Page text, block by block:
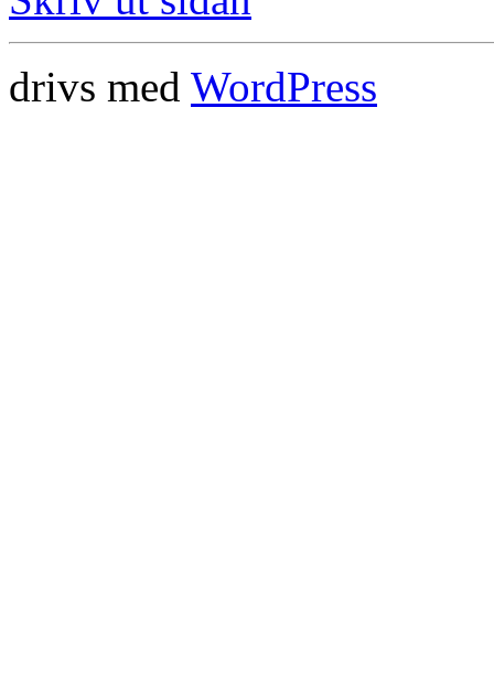
drivs med WordPress